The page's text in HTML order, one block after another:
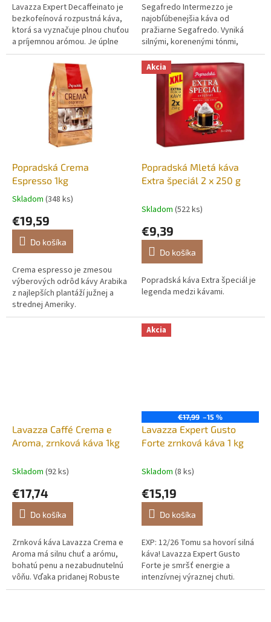
Lavazza Expert Decaffeinato je
bezkofeínová rozpustná káva,
ktorá sa vyznačuje plnou chuťou
a príjemnou arómou. Je úplne
založený na zrnách druhu
Robusta (100 %). Zaujme
Segafredo Intermezzo je
najobľúbenejšia káva od
pražiarne Segafredo. Vyniká
silnými, korenenými tónmi,
spojenými s hustou crémou a
celkovo plnou chuťou s mierne
horkým zakončením.
Popradská Crema
Espresso 1kg
Priemerné
produktu
3,6
5
hviezdičiek.
Skladom (348 ks)
€19,59
Do košíka
Crema espresso je zmesou
výberových odrôd kávy Arabika
z najlepších plantáží južnej a
strednej Ameriky.
Akcia
Popradská Mletá káva
Extra špeciál 2 x 250 g
Skladom (522 ks)
€9,39
Do košíka
Popradská káva Extra špeciál je
legenda medzi kávami.
Lavazza Caffé Crema e
Aroma, zrnková káva 1kg
Skladom (92 ks)
€17,74
Do košíka
Zrnková káva Lavazza Crema e
Aroma má silnu chuť a arómu,
bohatú penu a nezabudnutelnú
vôňu. Vďaka pridanej Robuste
má intenzívnějšiu chuť do horka
Akcia
€17,99 –15 %
Lavazza Expert Gusto
Forte zrnková káva 1 kg
Skladom (8 ks)
€15,19
Do košíka
EXP: 12/26 Tomu sa hovorí silná
káva! Lavazza Expert Gusto
Forte je smršť energie a
intenzívnej výraznej chuti.
Vysoký stupeň praženia, vysoký